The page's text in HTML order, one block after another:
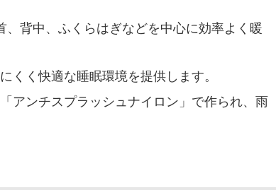
、背中、ふくらはぎなどを中心に効率よく暖
くく快適な睡眠環境を提供します。
アンチスプラッシュナイロン」で作られ、雨